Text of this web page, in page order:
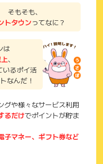
そもそも、
トタウンってなに？
は
、
いるポイ活
なんだ！
グや様々なサービス利用
るだけでポイントが貯ま
子マネー、ギフト券など